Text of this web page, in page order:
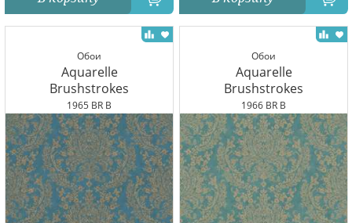
Обои
Aquarelle
Brushstrokes
1965 BR B
Обои
Aquarelle
Brushstrokes
1966 BR B